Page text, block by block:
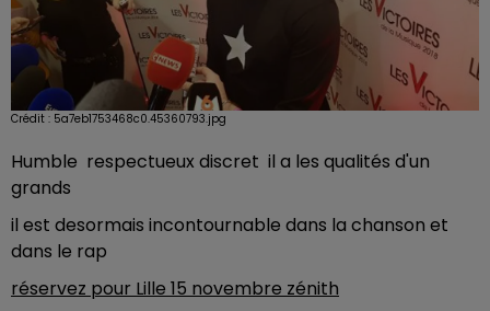
Crédit : 5a7eb1753468c0.45360793.jpg
Humble respectueux discret il a les qualités d'un
grands
il est desormais incontournable dans la chanson et
dans le rap
réservez pour Lille 15 novembre zénith